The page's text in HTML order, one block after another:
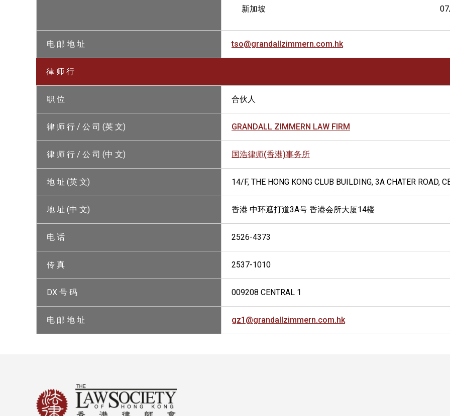
新加坡
电 邮 地 址 tso@grandallzimmern.com.hk
律 师 行
职 位 合伙人
律 师 行 / 公 司 (英 文) GRANDALL ZIMMERN LAW FIRM
律 师 行 / 公 司 (中 文) 国浩律师(香港)事务所
地 址 (英 文) 14/F, THE HONG KONG CLUB BUILDING, 3A CHATER ROAD,
地 址 (中 文) 香港 中环遮打道3A号 香港会所大厦14楼
电 话 2526-4373
传 真 2537-1010
DX 号 码 009208 CENTRAL 1
电 邮 地 址 gz1@grandallzimmern.com.hk